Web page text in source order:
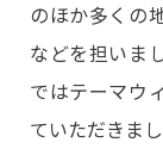
のほか多くの
などを担いま
ではテーマウ
ていただきまし